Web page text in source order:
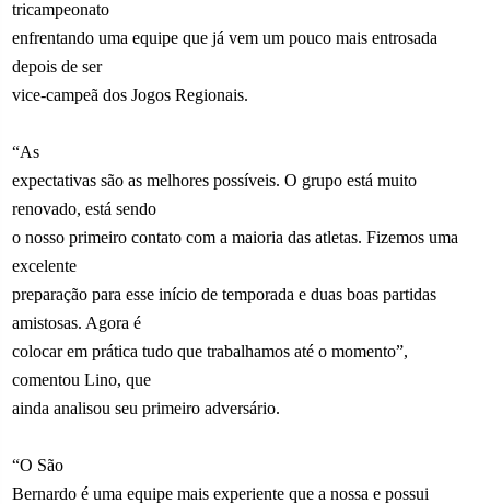
tricampeonato
enfrentando uma equipe que já vem um pouco mais entrosada
depois de ser
vice-campeã dos Jogos Regionais.
“As
expectativas são as melhores possíveis. O grupo está muito
renovado, está sendo
o nosso primeiro contato com a maioria das atletas. Fizemos uma
excelente
preparação para esse início de temporada e duas boas partidas
amistosas. Agora é
colocar em prática tudo que trabalhamos até o momento”,
comentou Lino, que
ainda analisou seu primeiro adversário.
“O São
Bernardo é uma equipe mais experiente que a nossa e possui